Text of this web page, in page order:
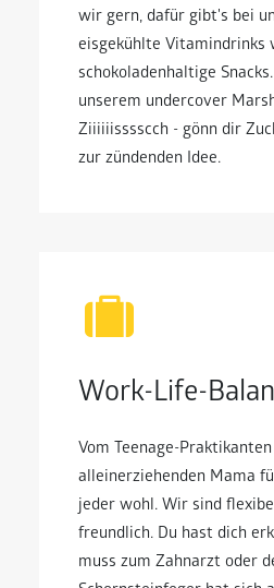
wir gern, dafür gibt's bei
eisgekühlte Vitamindrinks
schokoladenhaltige
unserem undercover
Ziiiiiisssscch - gönn dir
zur zündenden Idee.
Work-Life-
Vom Teenage-
alleinerziehenden Mama
jeder wohl. Wir sind
freundlich. Du hast dich
muss zum Zahnarzt oder